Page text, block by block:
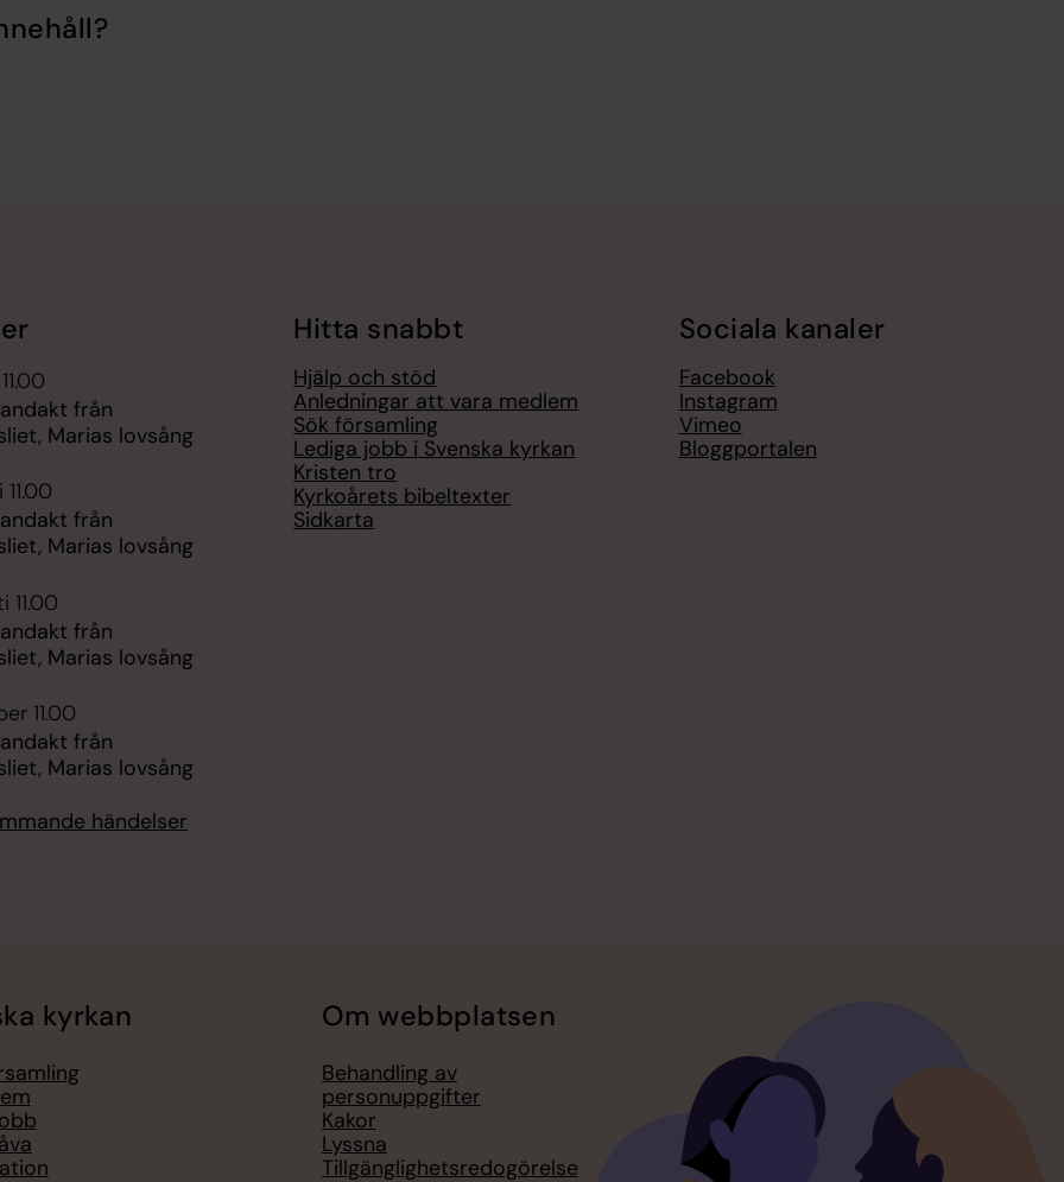
från
Marias lovsång
från
Marias lovsång
11.00
från
Marias lovsång
11.00
från
Marias lovsång
händelser
Hitta snabbt
Hjälp och stöd
Anledningar att vara medlem
Sök församling
Lediga jobb i Svenska kyrkan
Kristen tro
Kyrkoårets bibeltexter
Sidkarta
Sociala kanaler
Facebook
Instagram
Vimeo
Bloggportalen
kyrkan Om webbplatsen
Behandling av
personuppgifter
Kakor
Lyssna
Tillgänglighetsredogörelse